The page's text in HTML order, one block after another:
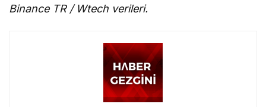
Binance TR / Wtech verileri.